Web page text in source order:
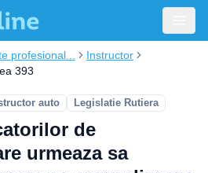
profesional...
Instructor
393
auto Legislatie Rutiera
de
urmeaza sa